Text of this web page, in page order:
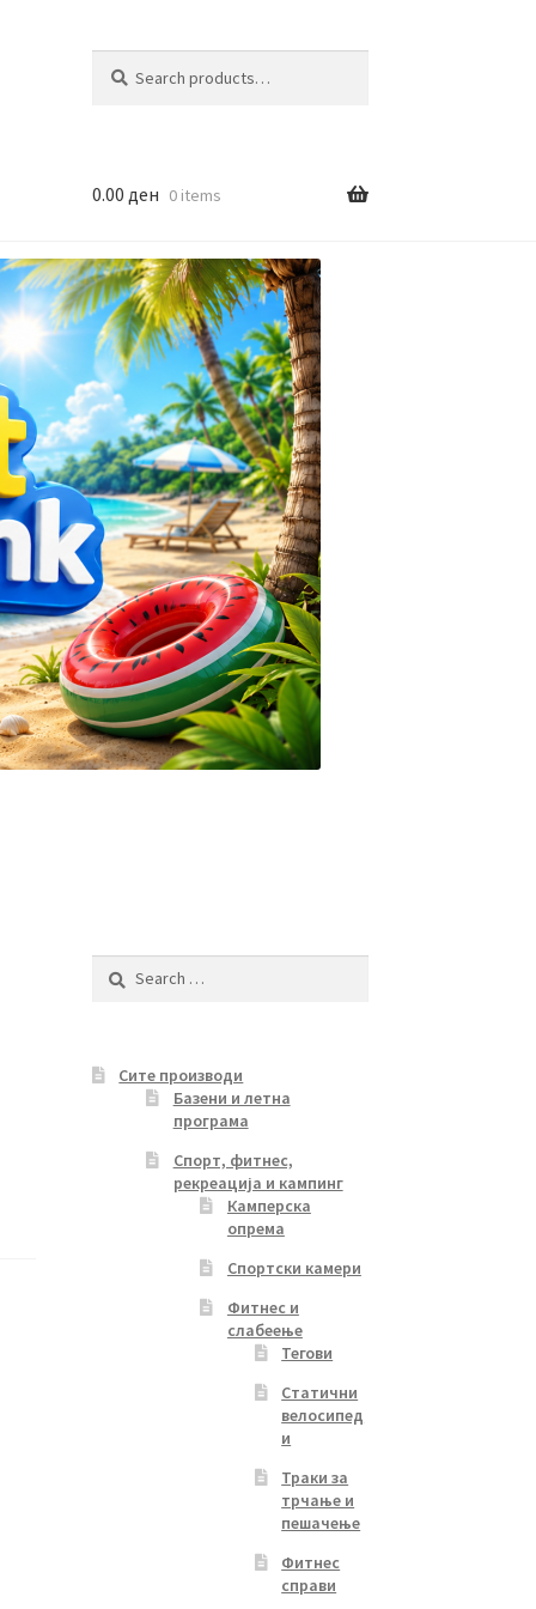
for:
0.00 ден 0 items
Search
Сите производи
Базени и летна
програма
Спорт, фитнес,
рекреација и кампинг
Камперска
опрема
Спортски камери
Фитнес и
слабеење
Тегови
Статични
велосипед
и
Траки за
трчање и
пешачење
Фитнес
справи